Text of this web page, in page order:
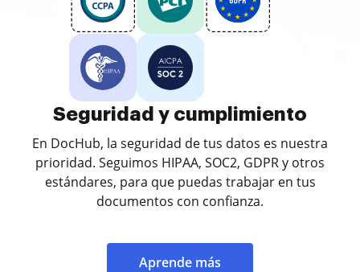
Seguridad y cumplimiento
En DocHub, la seguridad de tus datos es nuestra
prioridad. Seguimos HIPAA, SOC2, GDPR y otros
estándares, para que puedas trabajar en tus
documentos con confianza.
Aprende más